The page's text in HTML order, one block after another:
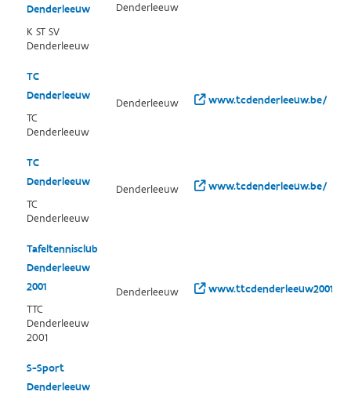
Denderleeuw
K ST SV
Denderleeuw
Denderleeuw
TC
Denderleeuw
TC
Denderleeuw
Denderleeuw www.tcdenderleeuw.be/
TC
Denderleeuw
TC
Denderleeuw
Denderleeuw www.tcdenderleeuw.be/
Tafeltennisclub
Denderleeuw
2001
TTC
Denderleeuw
2001
Denderleeuw
S-Sport
Denderleeuw